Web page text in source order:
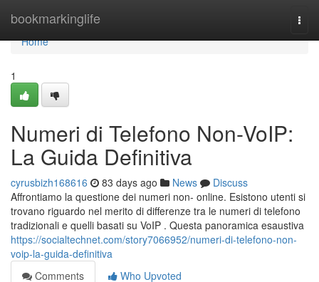
bookmarkinglife
Home
Home
1
Numeri di Telefono Non-VoIP:
La Guida Definitiva
cyrusbizh168616 83 days ago News
Discuss
Affrontiamo la questione dei numeri non- online. Esistono utenti si
trovano riguardo nel merito di differenze tra le numeri di telefono
tradizionali e quelli basati su VoIP . Questa panoramica esaustiva
https://socialtechnet.com/story7066952/numeri-di-telefono-non-
voip-la-guida-definitiva
Comments
Who Upvoted